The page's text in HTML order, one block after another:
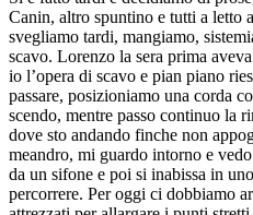
Canin, altro spuntino e tutti a letto
svegliamo tardi, mangiamo,
scavo. Lorenzo la sera prima
io l’opera di scavo e pian piano
passare, posizioniamo una corda
scendo, mentre passo continuo la
dove sto andando finche non
meandro, mi guardo intorno e
da un sifone e poi si inabissa in
percorrere. Per oggi ci dobbiamo